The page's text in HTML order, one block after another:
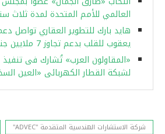
العالمي للأمم المتحدة لمدة ثلاث
هايد بارك للتطوير العقاري
يعقوب للقلب بدعم تجاوز 7 ملايين جنيه
«المقاولون العرب» تُشارك فى تنفيذ
لشبكة القطار الكهربائى «العين
شركة الاستشارات الهندسية المتقدمة "ADVEC"